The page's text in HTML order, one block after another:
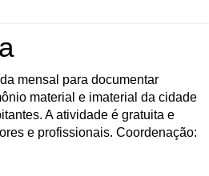
mensal para documentar
material e imaterial da cidade
A atividade é gratuita e
e profissionais. Coordenação: